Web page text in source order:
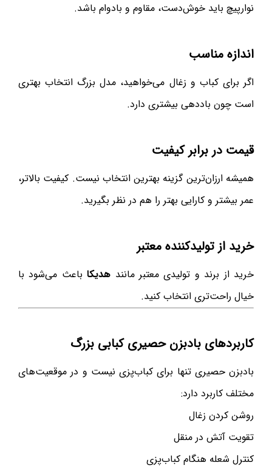
نوارپیچ باید خوش‌دست، مقاوم و بادوام باشد.
اندازه مناسب
اگر برای کباب و زغال می‌خواهید، مدل بزرگ انتخاب بهتری
است چون باددهی بیشتری دارد.
قیمت در برابر کیفیت
همیشه ارزان‌ترین گزینه بهترین انتخاب نیست. کیفیت بالاتر،
عمر بیشتر و کارایی بهتر را هم در نظر بگیرید.
خرید از تولیدکننده معتبر
خرید از برند و تولیدی معتبر مانند هدیکاباعث می‌شود با
خیال راحت‌تری انتخاب کنید.
کاربردهای بادبزن حصیری کبابی بزرگ
بادبزن حصیری تنها برای کباب‌پزی نیست و در موقعیت‌های
مختلف کاربرد دارد:
روشن کردن زغال
تقویت آتش در منقل
کنترل شعله هنگام کباب‌پزی